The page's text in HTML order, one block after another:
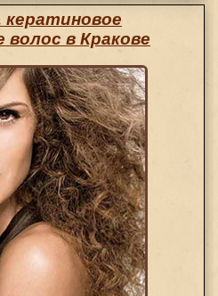
кератиновое
в Кракове